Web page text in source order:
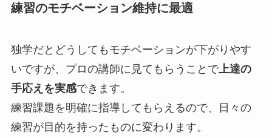
練習のモチベーション維持に最適
独学だとどうしてもモチベーションが下がりやす
いですが、プロの講師に見てもらうことで上達の
手応えを実感できます。
練習課題を明確に指導してもらえるので、日々の
練習が目的を持ったものに変わります。